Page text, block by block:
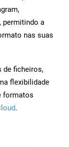
permitindo a
nas suas
de ficheiros,
flexibilidade
formatos
.